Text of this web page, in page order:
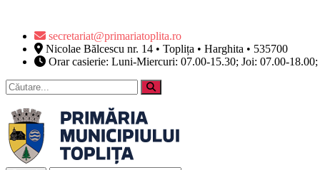
secretariat@primariatoplita.ro
Nicolae Bălcescu nr. 14 • Toplița • Harghita • 535700
Orar casierie: Luni-Miercuri: 07.00-15.30; Joi: 07.00-